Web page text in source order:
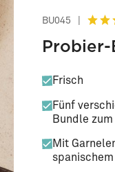
BU045
Probier-
Frisch
Fünf
Bundle
Mit